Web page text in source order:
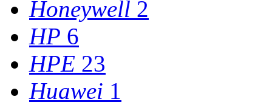
Honeywell 2
HP 6
HPE 23
Huawei 1